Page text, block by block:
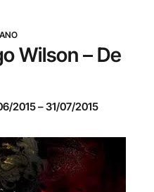
Wilson – De
2015–31/07/2015